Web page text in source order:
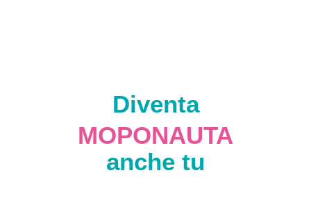
Diventa
MOPONAUTA
anche tu